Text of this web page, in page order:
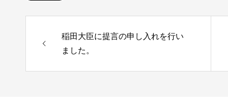
稲田大臣に提言の申し入れを行い
ました。